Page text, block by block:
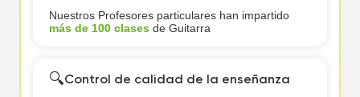
Nuestros Profesores particulares han impartido
más de 100 clasesde Guitarra
🔍Control de calidad de la enseñanza